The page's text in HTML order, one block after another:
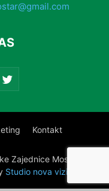
Kontakt
Zajednice Mostar.
Studio nova vizija